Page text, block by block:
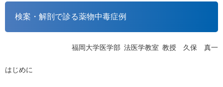
検案・解剖で診る薬物中毒症例
福岡大学医学部 法医学教室 教授 久保 真一
はじめに